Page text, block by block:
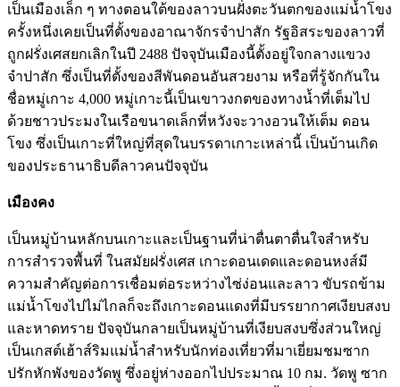
เป็นเมืองเล็ก ๆ ทางตอนใต้ของลาวบนฝั่งตะวันตกของแม่น้ำโขง
ครั้งหนึ่งเคยเป็นที่ตั้งของอาณาจักรจำปาสัก รัฐอิสระของลาวที่
ถูกฝรั่งเศสยกเลิกในปี 2488 ปัจจุบันเมืองนี้ตั้งอยู่ใจกลางแขวง
จำปาสัก ซึ่งเป็นที่ตั้งของสีพันดอนอันสวยงาม หรือที่รู้จักกันใน
ชื่อหมู่เกาะ 4,000 หมู่เกาะนี้เป็นเขาวงกตของทางน้ำที่เต็มไป
ด้วยชาวประมงในเรือขนาดเล็กที่หวังจะวางอวนให้เต็ม ดอน
โขง ซึ่งเป็นเกาะที่ใหญ่ที่สุดในบรรดาเกาะเหล่านี้ เป็นบ้านเกิด
ของประธานาธิบดีลาวคนปัจจุบัน
เมืองคง
เป็นหมู่บ้านหลักบนเกาะและเป็นฐานที่น่าตื่นตาตื่นใจสำหรับ
การสำรวจพื้นที่ ในสมัยฝรั่งเศส เกาะดอนเดดและดอนหงส์มี
ความสำคัญต่อการเชื่อมต่อระหว่างไซ่ง่อนและลาว ขับรถข้าม
แม่น้ำโขงไปไม่ไกลก็จะถึงเกาะดอนแดงที่มีบรรยากาศเงียบสงบ
และหาดทราย ปัจจุบันกลายเป็นหมู่บ้านที่เงียบสงบซึ่งส่วนใหญ่
เป็นเกสต์เฮ้าส์ริมแม่น้ำสำหรับนักท่องเที่ยวที่มาเยี่ยมชมซาก
ปรักหักพังของวัดพู ซึ่งอยู่ห่างออกไปประมาณ 10 กม. วัดพู ซาก